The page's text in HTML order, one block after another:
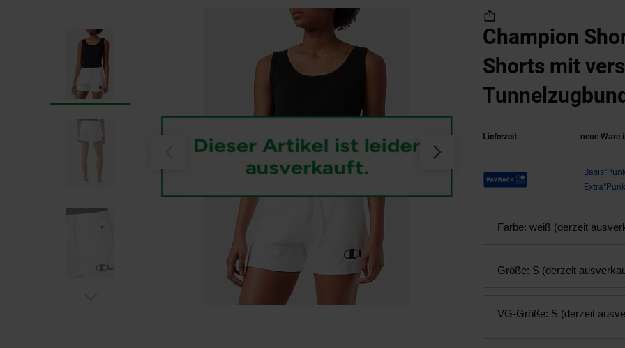
Champion
Shorts mit
Lieferzeit: neue Ware
Payback Punkte
Farbe: weiß (derzeit
Größe: S (derzeit
VG-Größe: S (derzeit